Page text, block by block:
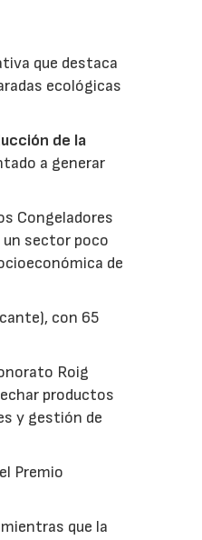
que destaca
ecológicas
de la
a generar
Congeladores
un sector poco
de
con 65
Roig
productos
y gestión de
Premio
que la